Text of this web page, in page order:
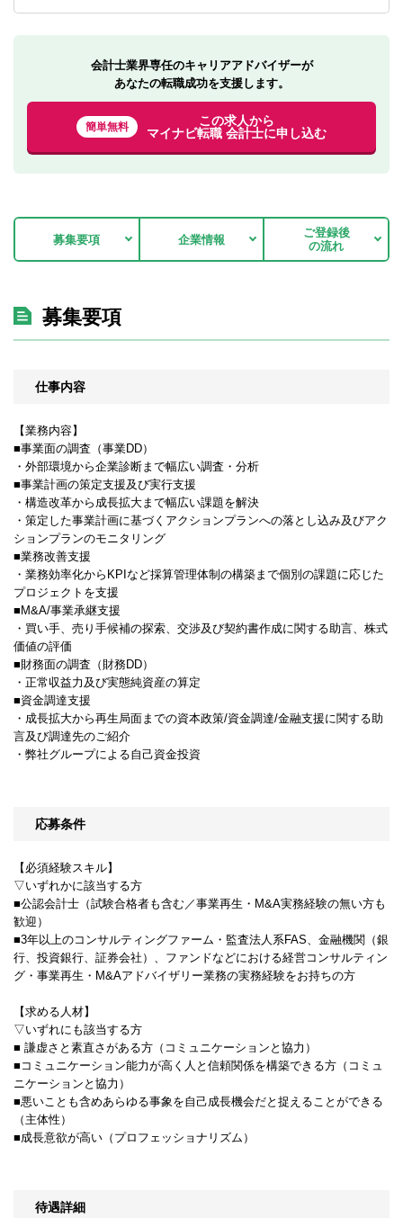
会計士業界専任のキャリアアドバイザーが
あなたの転職成功を支援します。
簡単無料
この求人から
マイナビ転職 会計士に申し込む
募集要項 企業情報
ご登録後
の流れ
募集要項
仕事内容
【業務内容】
■事業面の調査（事業DD）
・外部環境から企業診断まで幅広い調査・分析
■事業計画の策定支援及び実行支援
・構造改革から成長拡大まで幅広い課題を解決
・策定した事業計画に基づくアクションプランへの落とし込み及びアク
ションプランのモニタリング
■業務改善支援
・業務効率化からKPIなど採算管理体制の構築まで個別の課題に応じた
プロジェクトを支援
■M&A/事業承継支援
・買い手、売り手候補の探索、交渉及び契約書作成に関する助言、株式
価値の評価
■財務面の調査（財務DD）
・正常収益力及び実態純資産の算定
■資金調達支援
・成長拡大から再生局面までの資本政策/資金調達/金融支援に関する助
言及び調達先のご紹介
・弊社グループによる自己資金投資
応募条件
【必須経験スキル】
▽いずれかに該当する方
■公認会計士（試験合格者も含む／事業再生・M&A実務経験の無い方も
歓迎）
■3年以上のコンサルティングファーム・監査法人系FAS、金融機関（銀
行、投資銀行、証券会社）、ファンドなどにおける経営コンサルティン
グ・事業再生・M&Aアドバイザリー業務の実務経験をお持ちの方
【求める人材】
▽いずれにも該当する方
■ 謙虚さと素直さがある方（コミュニケーションと協力）
■コミュニケーション能力が高く人と信頼関係を構築できる方（コミュ
ニケーションと協力）
■悪いことも含めあらゆる事象を自己成長機会だと捉えることができる
（主体性）
■成長意欲が高い（プロフェッショナリズム）
待遇詳細